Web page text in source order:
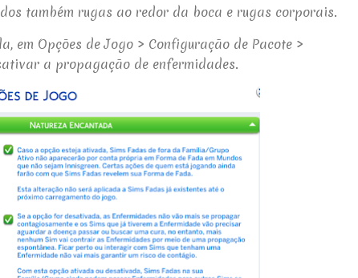
também rugas ao redor da boca e rugas corporais.
em Opções de Jogo > Configuração de Pacote >
a propagação de enfermidades.